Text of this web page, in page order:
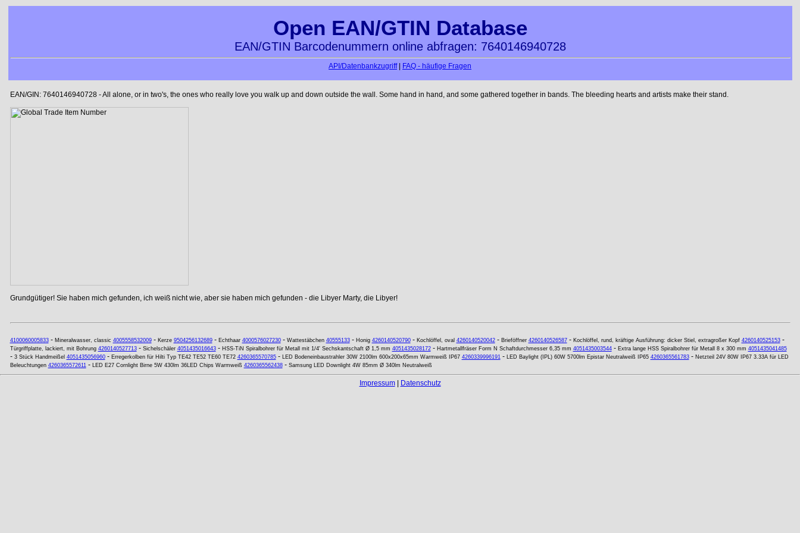
Open EAN/GTIN Database
EAN/GTIN Barcodenummern online abfragen: 7640146940728
API/Datenbankzugriff| FAQ - häufige Fragen
EAN/GIN: 7640146940728 - All alone, or in two's, the ones who really love you walk up and down outside the wall. Some hand in hand, and some gathered together in bands. The bleeding hearts and artists make their stand.
Grundgütiger! Sie haben mich gefunden, ich weiß nicht wie, aber sie haben mich gefunden - die Libyer Marty, die Libyer!
4100060005833- Mineralwasser, classic 4005558532009- Kerze 9504256132689- Echthaar 4000576027230- Wattestäbchen 40555133- Honig 4260140520790- Kochlöffel, oval 4260140520042- Brieföffner 4260140526587- Kochlöffel, rund, kräftige Ausführung: dicker Stiel, extragroßer Kopf 4260140525153-
Türgriffplatte, lackiert, mit Bohrung 4260140527713- Sichelschäler 4051435016643- HSS-TiN Spiralbohrer für Metall mit 1/4' Sechskantschaft Ø 1,5 mm 4051435028172- Hartmetallfräser Form N Schaftdurchmesser 6,35 mm 4051435003544- Extra lange HSS Spiralbohrer für Metall 8 x 300 mm 4051435041485
- 3 Stück Handmeißel 4051435056960- Erregerkolben für Hilti Typ TE42 TE52 TE60 TE72 4260365570785- LED Bodeneinbaustrahler 30W 2100lm 600x200x65mm Warmweiß IP67 4260339996191- LED Baylight (IPL) 60W 5700lm Epistar Neutralweiß IP65 4260365561783- Netzteil 24V 80W IP67 3.33A für LED
Beleuchtungen 4260365572611- LED E27 Cornlight Birne 5W 430lm 36LED Chips Warmweiß 4260365562438- Samsung LED Downlight 4W 85mm Ø 340lm Neutralweiß
Impressum| Datenschutz